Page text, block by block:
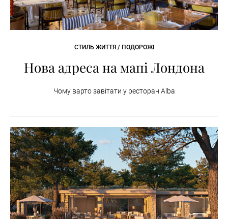
СТИЛЬ ЖИТТЯ / ПОДОРОЖІ
Нова адреса на мапі Лондона
Чому варто завітати у ресторан Alba